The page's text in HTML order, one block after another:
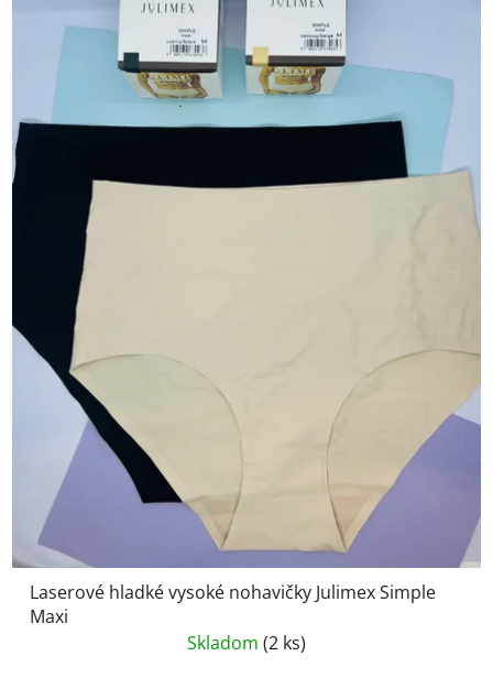
Laserové hladké vysoké nohavičky Julimex Simple
Maxi
Skladom (2 ks)